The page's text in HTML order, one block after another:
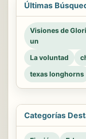
Últimas
Visiones de
un
La voluntad
texas longhorns
Categorías